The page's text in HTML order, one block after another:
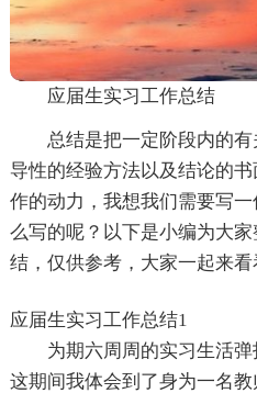
应届生实习工作总结
总结是把一定阶段内的
导性的经验方法以及结论的
作的动力，我想我们需要写
么写的呢？以下是小编为大
结，仅供参考，大家一起来看
应届生实习工作总结1
为期六周周的实习生活
这期间我体会到了身为一名